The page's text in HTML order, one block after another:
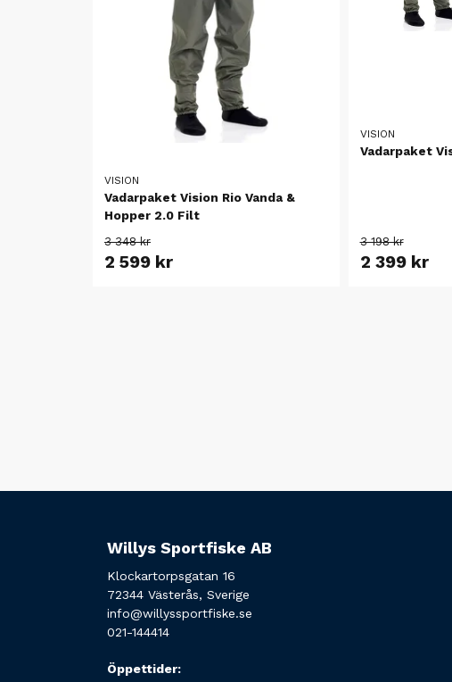
VISION
Vadarpaket Vision Rio Vanda &
Hopper 2.0 Filt
3 348 kr
2 599 kr
VISION
Vadarpaket
3 198 kr
2 399 kr
Willys Sportfiske AB
Klockartorpsgatan 16
72344 Västerås, Sverige
info@willyssportfiske.se
021-144414
Öppettider: